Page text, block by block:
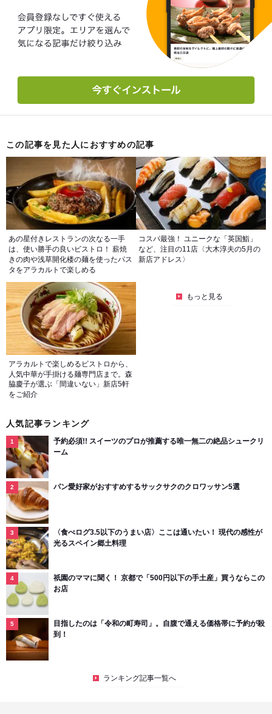
この記事を見た人におすすめの記事
あの星付きレストランの次なる一手
は、使い勝手の良いビストロ！ 薪焼
きの肉や浅草開化楼の麺を使ったパス
タをアラカルトで楽しめる
コスパ最強！ ユニークな「英国鮨」
など、注目の11店〈大木淳夫の5月の
新店アドレス〉
アラカルトで楽しめるビストロから、
人気中華が手掛ける麺専門店まで。森
脇慶子が選ぶ「間違いない」新店5軒
をご紹介
もっと見る
人気記事ランキング
予約必須!! スイーツのプロが推薦する唯一無二の絶品シュークリ
ーム
パン愛好家がおすすめするサックサクのクロワッサン5選
〈食べログ3.5以下のうまい店〉ここは通いたい！ 現代の感性が
光るスペイン郷土料理
祇園のママに聞く！ 京都で「500円以下の手土産」買うならこの
お店
目指したのは「令和の町寿司」。自腹で通える価格帯に予約が殺
到！
ランキング記事一覧へ